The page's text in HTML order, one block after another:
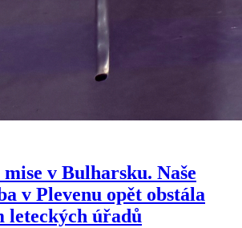
mise v Bulharsku. Naše
v Plevenu opět obstála
leteckých úřadů